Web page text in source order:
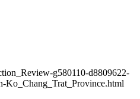
g580110-d8809622-
Ko_Chang_Trat_Province.html